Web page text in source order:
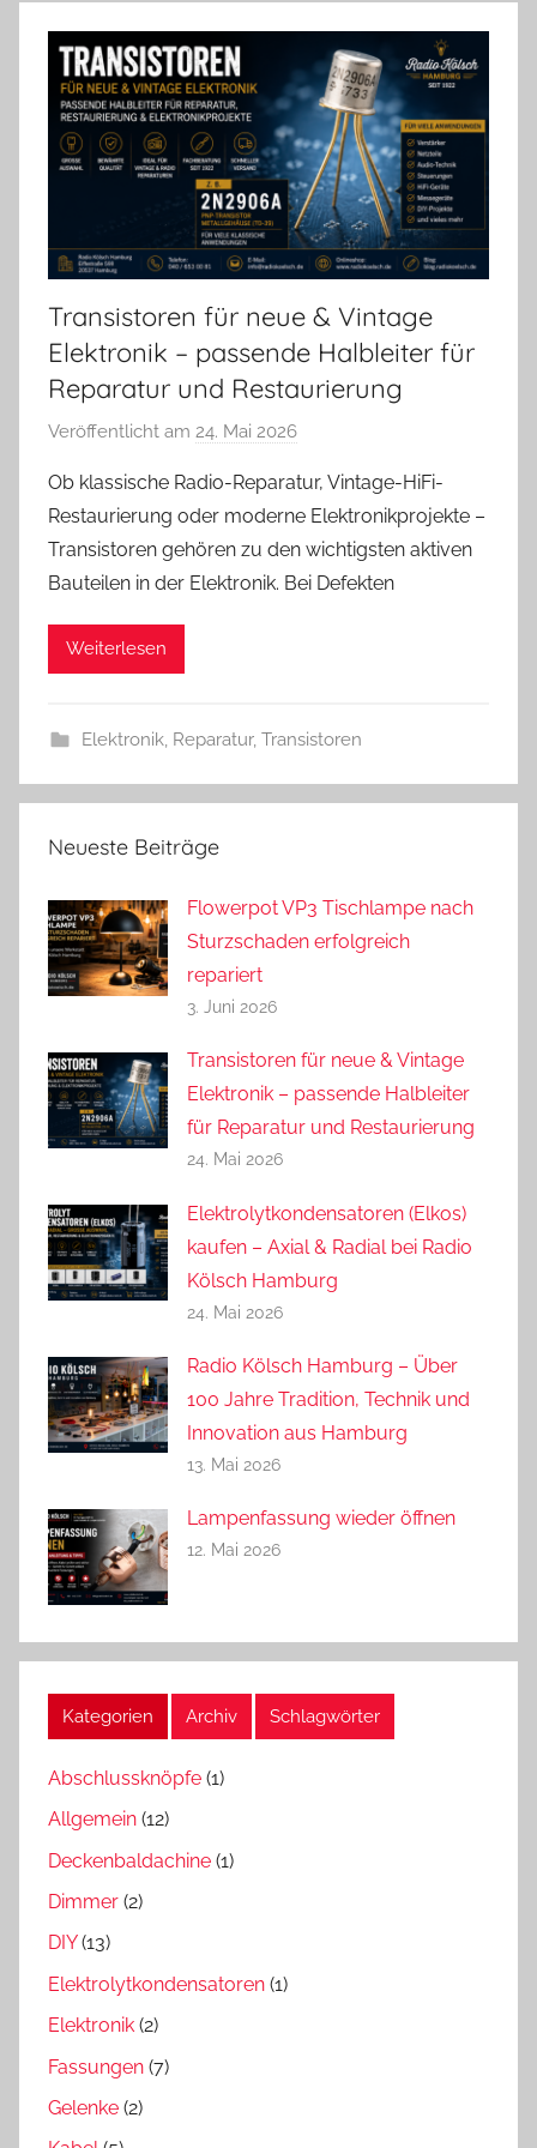
Transistoren für neue & Vintage
Elektronik – passende Halbleiter für
Reparatur und Restaurierung
Veröffentlicht am 24. Mai 2026
n
A
n
d
Ob klassische Radio-Reparatur, Vintage-HiFi-
Restaurierung oder moderne Elektronikprojekte –
Transistoren gehören zu den wichtigsten aktiven
Bauteilen in der Elektronik. Bei Defekten
Weiterlesen
Elektronik, Reparatur, Transistoren
Neueste Beiträge
Flowerpot VP3 Tischlampe nach
Sturzschaden erfolgreich
repariert
3. Juni 2026
Transistoren für neue & Vintage
Elektronik – passende Halbleiter
für Reparatur und Restaurierung
24. Mai 2026
Elektrolytkondensatoren (Elkos)
kaufen – Axial & Radial bei Radio
Kölsch Hamburg
24. Mai 2026
Radio Kölsch Hamburg – Über
100 Jahre Tradition, Technik und
Innovation aus Hamburg
13. Mai 2026
Lampenfassung wieder öffnen
12. Mai 2026
Kategorien Archiv Schlagwörter
Abschlussknöpfe (1)
Allgemein (12)
Deckenbaldachine (1)
Dimmer (2)
DIY(13)
Elektrolytkondensatoren (1)
Elektronik (2)
Fassungen (7)
Gelenke (2)